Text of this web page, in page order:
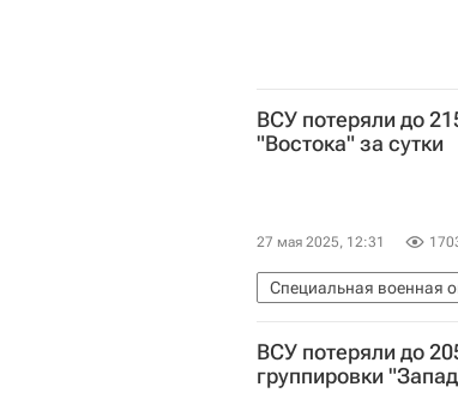
ВСУ потеряли до
"Востока" за сутки
27 мая 2025, 12:31
Специальная военная
Донецкая Народная
Министерство
ВСУ потеряли до
группировки